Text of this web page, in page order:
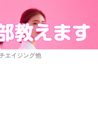
エイジング他